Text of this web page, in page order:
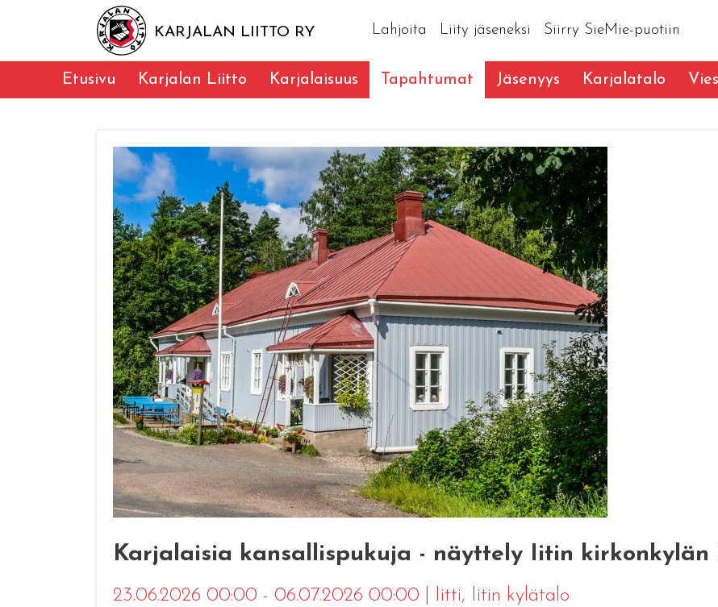
KARJALAN LIITTO RY Lahjoita Liity jäseneksi Siirry SieMie-puotiin
Etusivu Karjalan Liitto Karjalaisuus Tapahtumat Jäsenyys Karjalatalo
Karjalaisia kansallispukuja - näyttely Iitin kirkonkylän
23.06.2026 00:00 - 06.07.2026 00:00 Iitti, Iitin kylätalo